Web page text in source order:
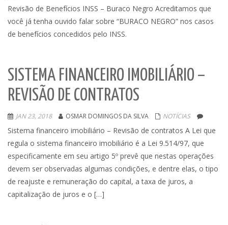
Revisão de Benefícios INSS – Buraco Negro Acreditamos que
você já tenha ouvido falar sobre “BURACO NEGRO” nos casos
de benefícios concedidos pelo INSS.
SISTEMA FINANCEIRO IMOBILIÁRIO –
REVISÃO DE CONTRATOS
JAN 23, 2018 OSMAR DOMINGOS DA SILVA NOTÍCIAS
Sistema financeiro imobiliário – Revisão de contratos A Lei que
regula o sistema financeiro imobiliário é a Lei 9.514/97, que
especificamente em seu artigo 5º prevê que nestas operações
devem ser observadas algumas condições, e dentre elas, o tipo
de reajuste e remuneração do capital, a taxa de juros, a
capitalização de juros e o […]